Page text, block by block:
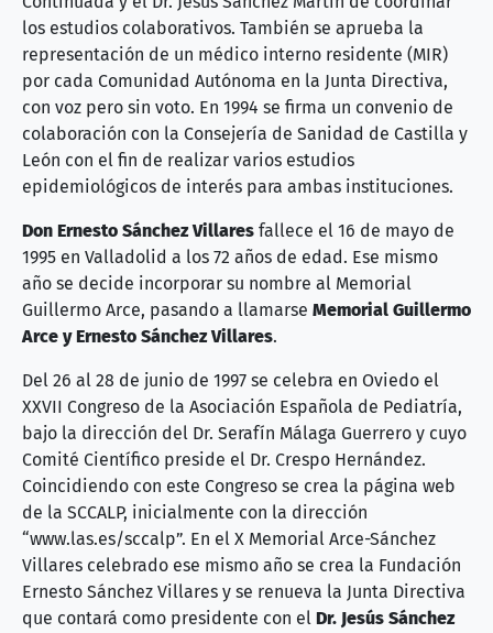
los estudios colaborativos. También se aprueba la
representación de un médico interno residente (MIR)
por cada Comunidad Autónoma en la Junta Directiva,
con voz pero sin voto. En 1994 se firma un convenio de
colaboración con la Consejería de Sanidad de Castilla y
León con el fin de realizar varios estudios
epidemiológicos de interés para ambas instituciones.
Don Ernesto Sánchez Villares fallece el 16 de mayo de
1995 en Valladolid a los 72 años de edad. Ese mismo
año se decide incorporar su nombre al Memorial
Guillermo Arce, pasando a llamarse Memorial Guillermo
Arce y Ernesto Sánchez Villares.
Del 26 al 28 de junio de 1997 se celebra en Oviedo el
XXVII Congreso de la Asociación Española de Pediatría,
bajo la dirección del Dr. Serafín Málaga Guerrero y cuyo
Comité Científico preside el Dr. Crespo Hernández.
Coincidiendo con este Congreso se crea la página web
de la SCCALP, inicialmente con la dirección
“www.las.es/sccalp”. En el X Memorial Arce-Sánchez
Villares celebrado ese mismo año se crea la Fundación
Ernesto Sánchez Villares y se renueva la Junta Directiva
que contará como presidente con el Dr. Jesús Sánchez